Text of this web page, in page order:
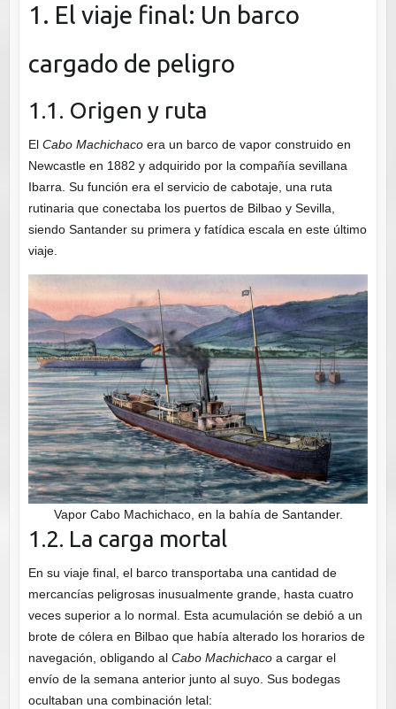
1. El viaje final: Un barco
cargado de peligro
1.1. Origen y ruta
El Cabo Machichacoera un barco de vapor construido en
Newcastle en 1882 y adquirido por la compañía sevillana
Ibarra. Su función era el servicio de cabotaje, una ruta
rutinaria que conectaba los puertos de Bilbao y Sevilla,
siendo Santander su primera y fatídica escala en este último
viaje.
Vapor Cabo Machichaco, en la bahía de Santander.
1.2. La carga mortal
En su viaje final, el barco transportaba una cantidad de
mercancías peligrosas inusualmente grande, hasta cuatro
veces superior a lo normal. Esta acumulación se debió a un
brote de cólera en Bilbao que había alterado los horarios de
navegación, obligando al Cabo Machichacoa cargar el
envío de la semana anterior junto al suyo. Sus bodegas
ocultaban una combinación letal: